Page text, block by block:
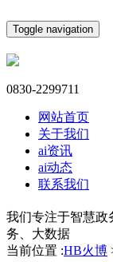
Toggle navigation
0830-2299711
网站首页
关于我们
ai资讯
ai动态
联系我们
我们专注于智慧政
务、大数据
当前位置 :HB火博